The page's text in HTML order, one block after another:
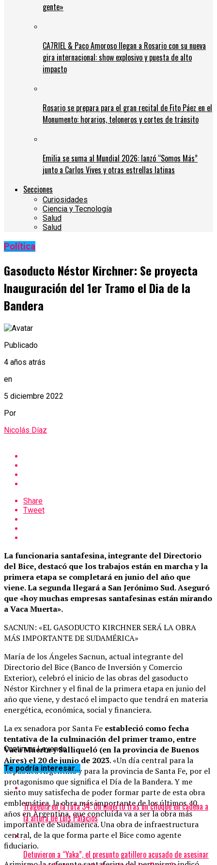
gente»
CA7RIEL & Paco Amoroso llegan a Rosario con su nueva
gira internacional: show explosivo y puesta de alto
impacto
Rosario se prepara para el gran recital de Fito Páez en el
Monumento: horarios, teloneros y cortes de tránsito
Emilia se suma al Mundial 2026: lanzó “Somos Más”
junto a Carlos Vives y otras estrellas latinas
Secciones
Curiosidades
Ciencia y Tecnología
Salud
Salud
Política
Gasoducto Néstor Kirchner: Se proyecta
Inauguración del 1er Tramo el Dia de la
Bandera
Publicado
4 años atrás
en
5 diciembre 2022
Por
Nicolás Díaz
Share
Tweet
La funcionaria santafesina, integrante del Directorio
del Bice, destacó que los trabajos están en marcha y la
primera etapa se completará en junio del año que
viene. La segunda llegará a San Jerónimo Sud. Aseguró
que «hoy muchas empresas santafesinas están mirando
a Vaca Muerta».
SACNUN: «EL GASODUCTO KIRCHNER SERÁ LA OBRA
MÁS IMPORTANTE DE SUDAMÉRICA»
María de los Ángeles Sacnun, actual integrante del
Directorio del Bice (Banco de Inversión y Comercio
Exterior), celebró el inicio de las obras del gasoducto
Néstor Kirchner y el final de la primera etapa en junio del
año que viene, y destacó el impacto que tendrá en materia
energética, económica, social y financiera.
La ex senadora por Santa Fe estableció como fecha
tentativa de la culminación del primer tramo, entre
Vaca Muerta y Salliqueló (en la provincia de Buenos
Aires) el 20 de junio de 2023. «Un día central para la
República Argentina y para la provincia de Santa Fe, por el
protagonismo que significa el Día de la Bandera. Y me
siento muy satisfecha de poder formar parte de esta obra
emblemática, la obra más importante de los últimos 40
años en Argentina, que concluída va a ser la obra más
importante de Sudamérica. Una obra de infraestructura
central, de la que forma parte el Bice como agente
fiduciario.
Continuar Leyendo
Te podría interesar...
Tragedia en la ruta 34: Un muerto tras un choque en cadena a
la altura de Luis Palacios
Detuvieron a “Yaka”, el presunto gatillero acusado de asesinar